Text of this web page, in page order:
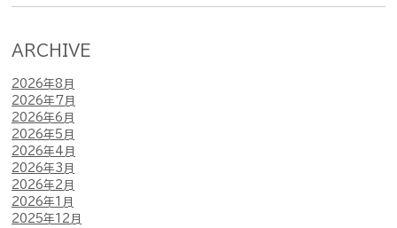
ARCHIVE
2026年8月
2026年7月
2026年6月
2026年5月
2026年4月
2026年3月
2026年2月
2026年1月
2025年12月